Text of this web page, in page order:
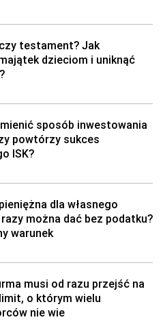
testament? Jak
dzieciom i uniknąć
sposób inwestowania
powtórzy sukces
ISK?
dla własnego
można dać bez podatku?
warunek
musi od razu przejść na
o którym wielu
nie wie